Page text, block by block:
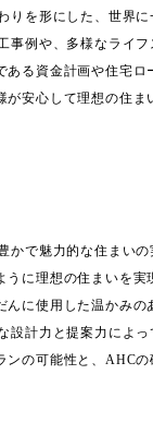
を形にした、世界
例や、多様なライ
る資金計画や住宅
安心して理想の住
で魅力的な住まい
に理想の住まいを
に使用した温かみ
計力と提案力によ
の可能性と、AHC